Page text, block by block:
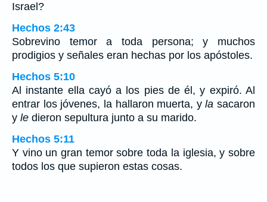
Israel?
Hechos 2:43
Sobrevino temor a toda persona; y muchos
prodigios y señales eran hechas por los apóstoles.
Hechos 5:10
Al instante ella cayó a los pies de él, y expiró. Al
entrar los jóvenes, la hallaron muerta, yla sacaron
y le dieron sepultura junto a su marido.
Hechos 5:11
Y vino un gran temor sobre toda la iglesia, y sobre
todos los que supieron estas cosas.